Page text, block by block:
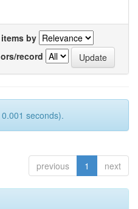
by
record
seconds).
previous 1 next